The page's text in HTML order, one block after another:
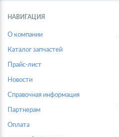
НАВИГАЦИЯ
О компании
Каталог запчастей
Прайс-лист
Новости
Справочная информация
Партнерам
Оплата